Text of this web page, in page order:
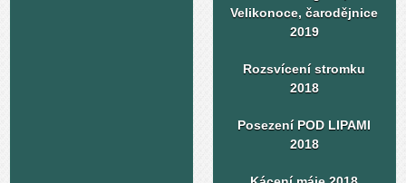
Velikonoce, čarodějnice
2019
Rozsvícení stromku
2018
Posezení POD LIPAMI
2018